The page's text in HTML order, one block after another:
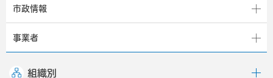
市政情報
事業者
組織別